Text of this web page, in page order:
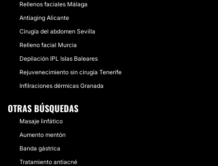
Rellenos faciales Málaga
Antiaging Alicante
Cirugía del abdomen Sevilla
Relleno facial Murcia
Depilación IPL Islas Baleares
Rejuvenecimiento sin cirugía Tenerife
Infilraciones dérmicas Granada
OTRAS BÚSQUEDAS
Masaje linfático
Aumento mentón
Banda gástrica
Tratamiento antiacné